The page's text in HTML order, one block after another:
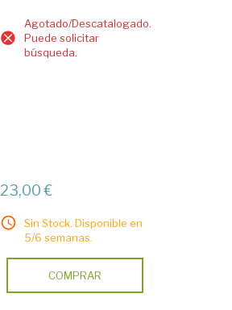
Agotado/Descatalogado.
Puede solicitar
búsqueda.
23,00 €
Sin Stock. Disponible en
5/6 semanas.
COMPRAR